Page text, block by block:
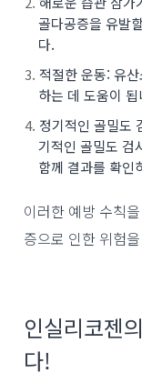
골다공증을 유발
다.
적절한 운동: 유
하는 데 도움이 됩
정기적인 골밀도
기적인 골밀도 검
함께 결과를 확인
이러한 예방 수칙
증으로 인한 위험
인실리코젠
다!